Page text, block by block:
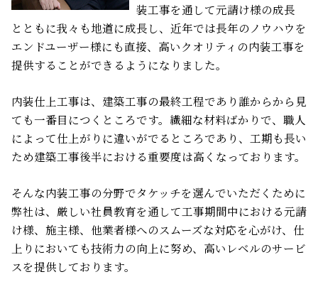
装工事を通して元請け様の成長
とともに我々も地道に成長し、近年では長年のノウハウを
エンドユーザー様にも直接、高いクオリティの内装工事を
提供することができるようになりました。
内装仕上工事は、建築工事の最終工程であり誰からから見
ても一番目につくところです。繊細な材料ばかりで、職人
によって仕上がりに違いがでるところであり、工期も長い
ため建築工事後半における重要度は高くなっております。
そんな内装工事の分野でタケッチを選んでいただくために
弊社は、厳しい社員教育を通して工事期間中における元請
け様、施主様、他業者様へのスムーズな対応を心がけ、仕
上りにおいても技術力の向上に努め、高いレベルのサービ
スを提供しております。